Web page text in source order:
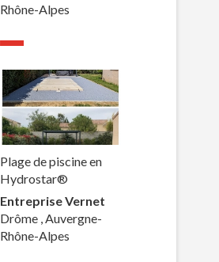
Rhône-Alpes
Plage de piscine en
Hydrostar®
Entreprise Vernet
Drôme , Auvergne-
Rhône-Alpes